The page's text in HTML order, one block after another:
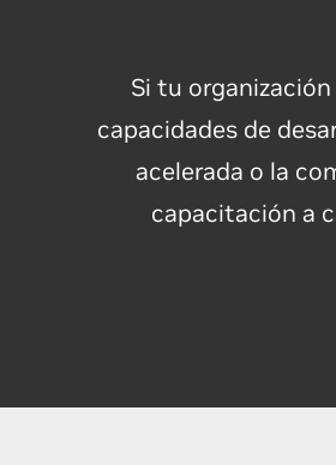
Si tu
capacidades de
acelerada o la
capacitación a